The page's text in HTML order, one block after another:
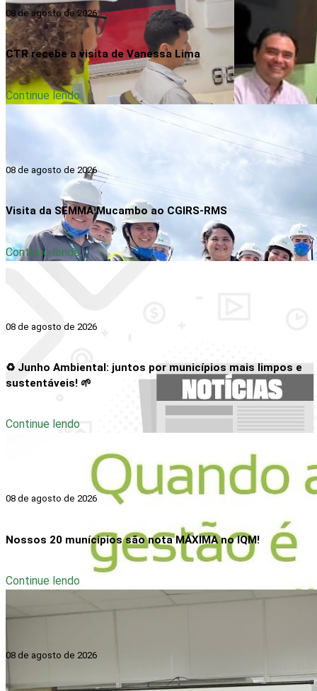
08 de agosto de 2026
CTR recebe a visita de Vanessa Lima
Continue lendo
08 de agosto de 2026
Visita da SEMMA Mucambo ao CGIRS-RMS
Continue lendo
08 de agosto de 2026
♻️ Junho Ambiental: juntos por municípios mais limpos e
sustentáveis! 🌱
Continue lendo
08 de agosto de 2026
Nossos 20 munícipios são nota MÁXIMA no IQM!
Continue lendo
08 de agosto de 2026